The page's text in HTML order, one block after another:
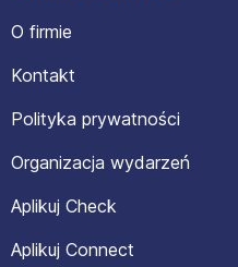
O firmie
Kontakt
Polityka prywatności
Organizacja wydarzeń
Aplikuj Check
Aplikuj Connect